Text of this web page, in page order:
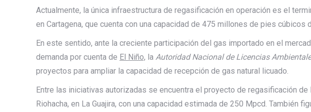
Actualmente, la única infraestructura de regasificación en operación es el
en Cartagena, que cuenta con una capacidad de 475 millones de pies cúbicos
En este sentido, ante la creciente participación del gas importado en el
demanda por cuenta de El Niño, la Autoridad Nacional de Licencias
proyectos para ampliar la capacidad de recepción de gas natural licuado.
Entre las iniciativas autorizadas se encuentra el proyecto de regasificación de
Riohacha, en La Guajira, con una capacidad estimada de 250 Mpcd. También